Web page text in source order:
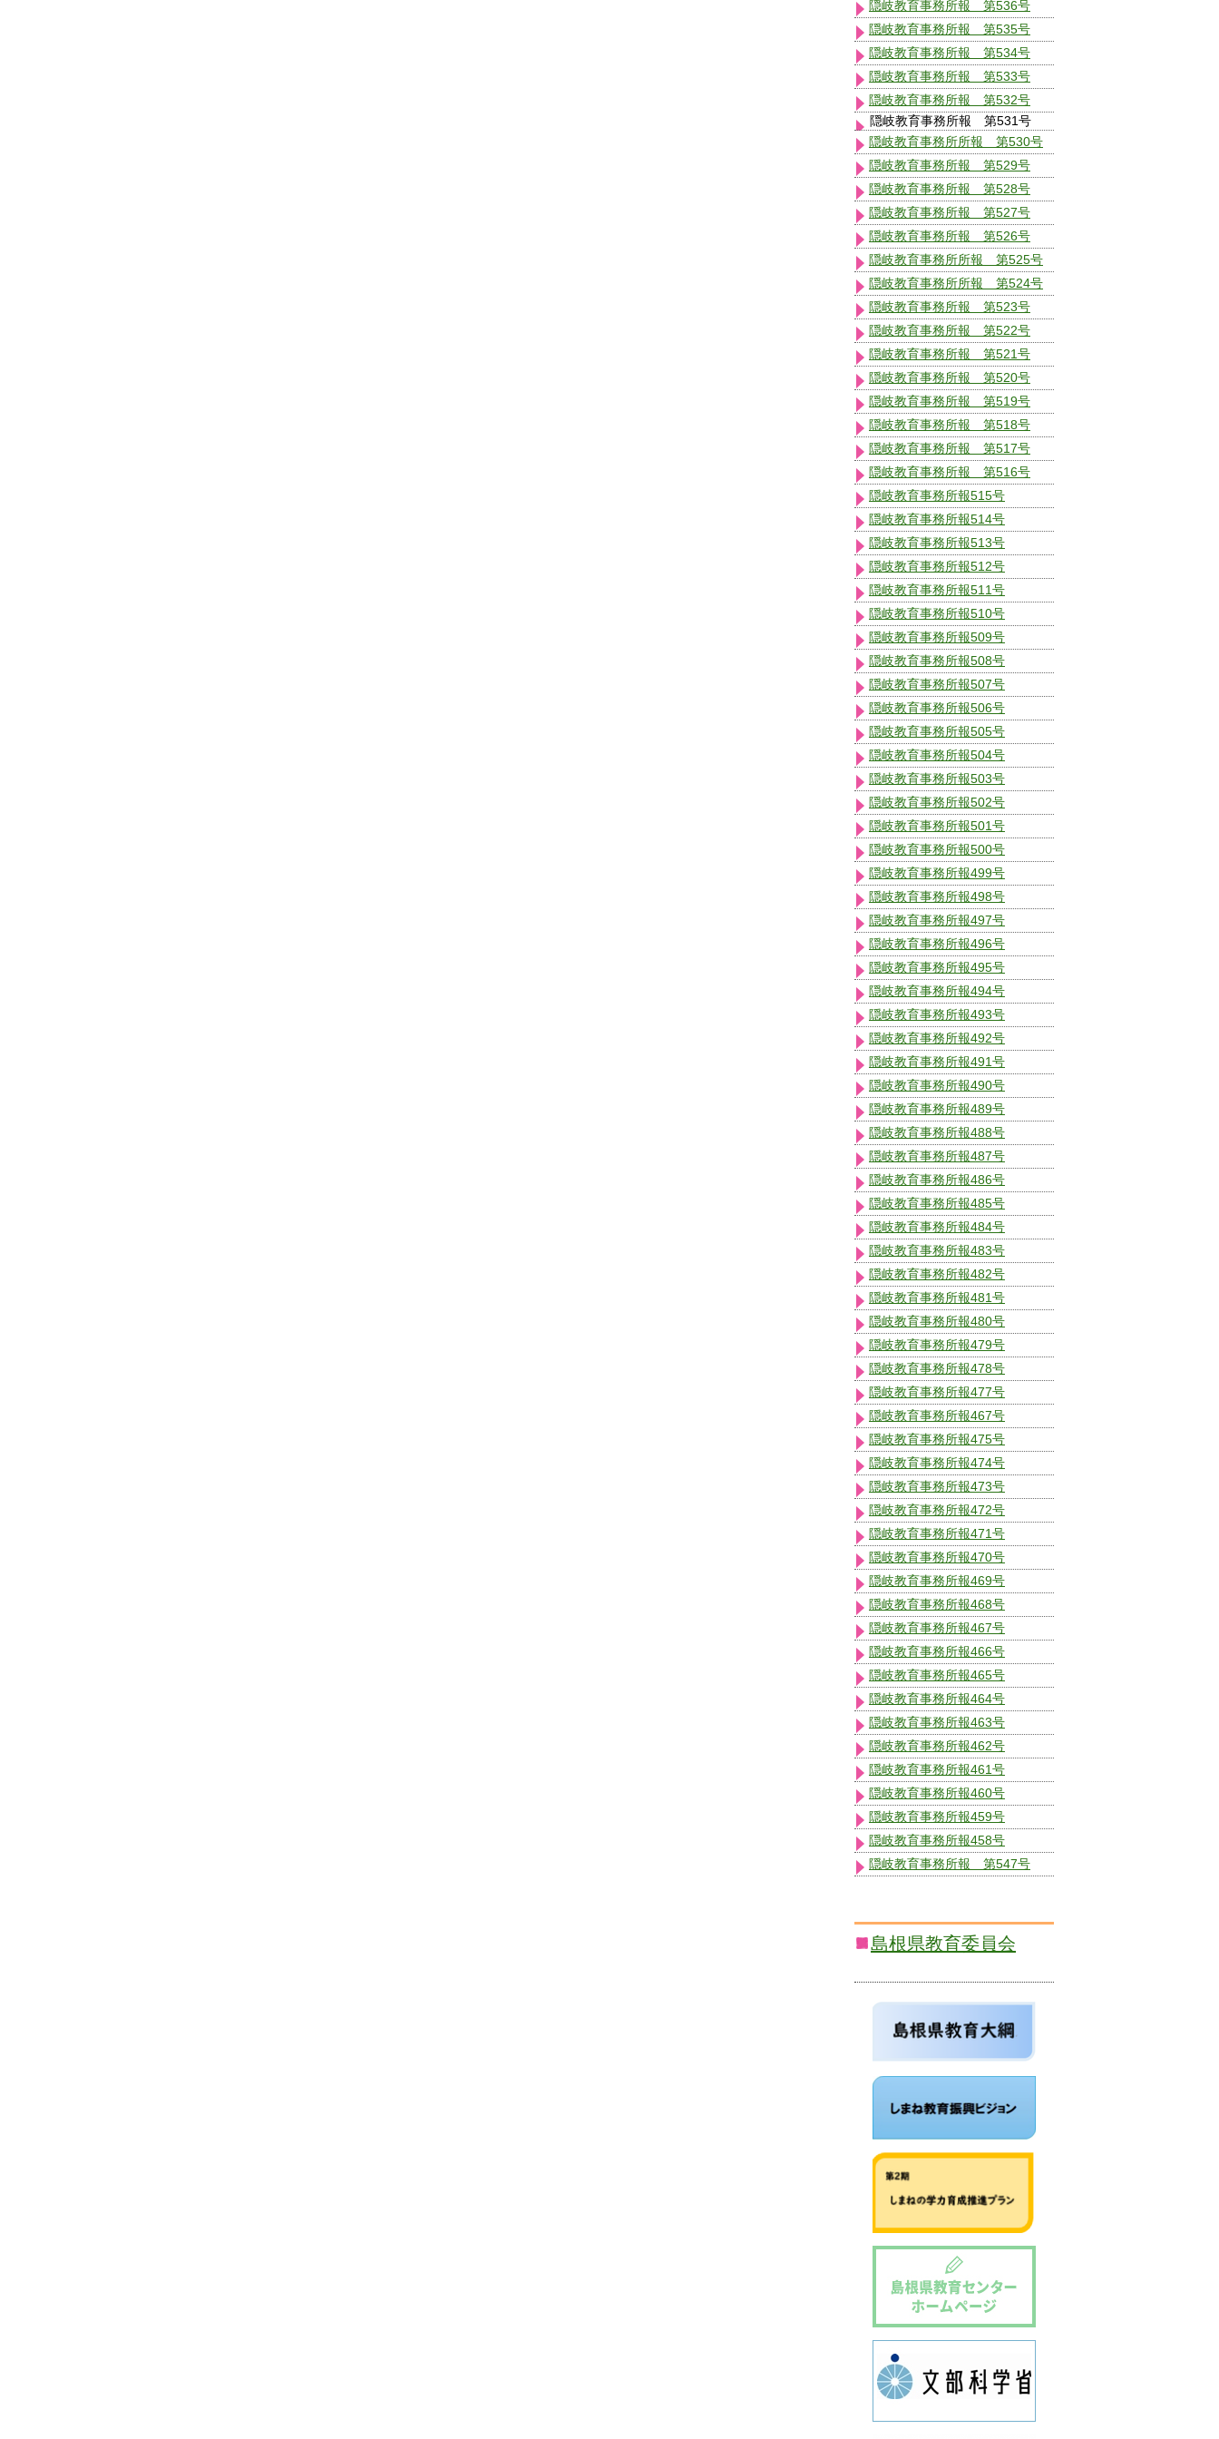
隠岐教育事務所報 第536号
隠岐教育事務所報 第535号
隠岐教育事務所報 第534号
隠岐教育事務所報 第533号
隠岐教育事務所報 第532号
隠岐教育事務所報 第531号
隠岐教育事務所所報 第530号
隠岐教育事務所報 第529号
隠岐教育事務所報 第528号
隠岐教育事務所報 第527号
隠岐教育事務所報 第526号
隠岐教育事務所所報 第525号
隠岐教育事務所所報 第524号
隠岐教育事務所報 第523号
隠岐教育事務所報 第522号
隠岐教育事務所報 第521号
隠岐教育事務所報 第520号
隠岐教育事務所報 第519号
隠岐教育事務所報 第518号
隠岐教育事務所報 第517号
隠岐教育事務所報 第516号
隠岐教育事務所報515号
隠岐教育事務所報514号
隠岐教育事務所報513号
隠岐教育事務所報512号
隠岐教育事務所報511号
隠岐教育事務所報510号
隠岐教育事務所報509号
隠岐教育事務所報508号
隠岐教育事務所報507号
隠岐教育事務所報506号
隠岐教育事務所報505号
隠岐教育事務所報504号
隠岐教育事務所報503号
隠岐教育事務所報502号
隠岐教育事務所報501号
隠岐教育事務所報500号
隠岐教育事務所報499号
隠岐教育事務所報498号
隠岐教育事務所報497号
隠岐教育事務所報496号
隠岐教育事務所報495号
隠岐教育事務所報494号
隠岐教育事務所報493号
隠岐教育事務所報492号
隠岐教育事務所報491号
隠岐教育事務所報490号
隠岐教育事務所報489号
隠岐教育事務所報488号
隠岐教育事務所報487号
隠岐教育事務所報486号
隠岐教育事務所報485号
隠岐教育事務所報484号
隠岐教育事務所報483号
隠岐教育事務所報482号
隠岐教育事務所報481号
隠岐教育事務所報480号
隠岐教育事務所報479号
隠岐教育事務所報478号
隠岐教育事務所報477号
隠岐教育事務所報467号
隠岐教育事務所報475号
隠岐教育事務所報474号
隠岐教育事務所報473号
隠岐教育事務所報472号
隠岐教育事務所報471号
隠岐教育事務所報470号
隠岐教育事務所報469号
隠岐教育事務所報468号
隠岐教育事務所報467号
隠岐教育事務所報466号
隠岐教育事務所報465号
隠岐教育事務所報464号
隠岐教育事務所報463号
隠岐教育事務所報462号
隠岐教育事務所報461号
隠岐教育事務所報460号
隠岐教育事務所報459号
隠岐教育事務所報458号
隠岐教育事務所報 第547号
島根県教育委員会